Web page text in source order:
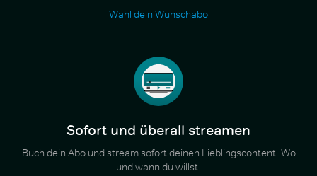
Wähl dein Wunschabo
Sofort und überall streamen
Buch dein Abo und stream sofort deinen Lieblingscontent. Wo
und wann du willst.